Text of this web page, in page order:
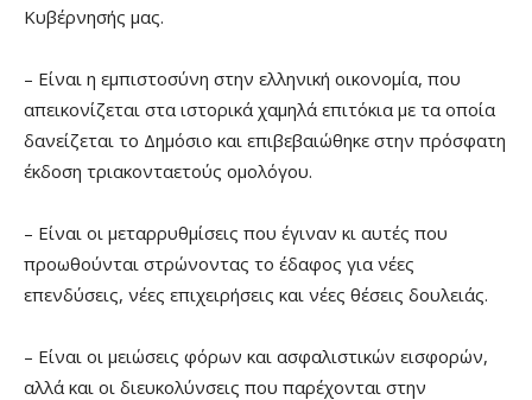
Κυβέρνησής μας.
– Είναι η εμπιστοσύνη στην ελληνική οικονομία, που
απεικονίζεται στα ιστορικά χαμηλά επιτόκια με τα οποία
δανείζεται το Δημόσιο και επιβεβαιώθηκε στην πρόσφατη
έκδοση τριακονταετούς ομολόγου.
– Είναι οι μεταρρυθμίσεις που έγιναν κι αυτές που
προωθούνται στρώνοντας το έδαφος για νέες
επενδύσεις, νέες επιχειρήσεις και νέες θέσεις δουλειάς.
– Είναι οι μειώσεις φόρων και ασφαλιστικών εισφορών,
αλλά και οι διευκολύνσεις που παρέχονται στην